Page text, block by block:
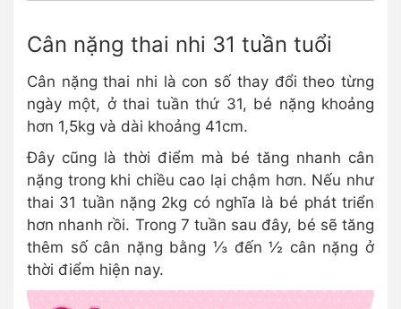
Cân nặng thai nhi 31 tuần tuổi
Cân nặng thai nhi là con số thay đổi theo từng
ngày một, ở thai tuần thứ 31, bé nặng khoảng
hơn 1,5kg và dài khoảng 41cm.
Đây cũng là thời điểm mà bé tăng nhanh cân
nặng trong khi chiều cao lại chậm hơn. Nếu như
thai 31 tuần nặng 2kg có nghĩa là bé phát triển
hơn nhanh rồi. Trong 7 tuần sau đây, bé sẽ tăng
thêm số cân nặng bằng ⅓ đến ½ cân nặng ở
thời điểm hiện nay.